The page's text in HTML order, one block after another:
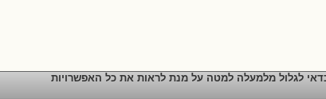
לגלול מלמעלה למטה על מנת לראות את כל האפשרויות